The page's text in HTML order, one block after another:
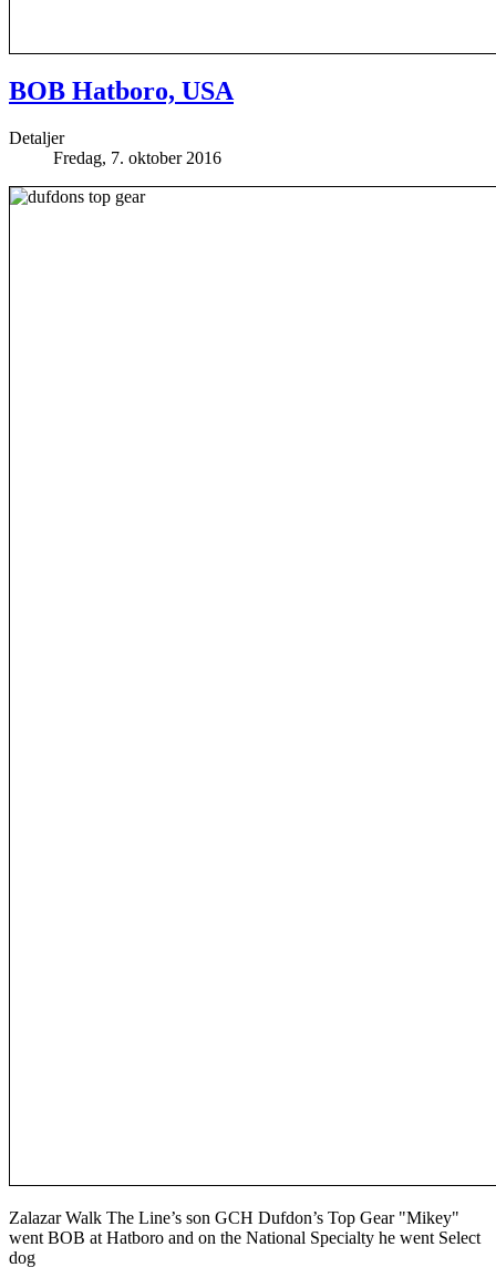
BOB Hatboro, USA
Detaljer
Fredag, 7. oktober 2016
Zalazar Walk The Line’s son GCH Dufdon’s Top Gear "Mikey"
went BOB at Hatboro and on the National Specialty he went Select
dog